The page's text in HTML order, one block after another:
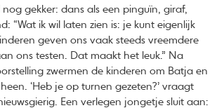
gekker: dans als een pinguïn, giraf,
“Wat ik wil laten zien is: je kunt eigenlijk
geven ons vaak steeds vreemdere
ons testen. Dat maakt het leuk.” Na
zwermen de kinderen om Batja en
‘Heb je op turnen gezeten?’ vraagt
Een verlegen jongetje sluit aan: